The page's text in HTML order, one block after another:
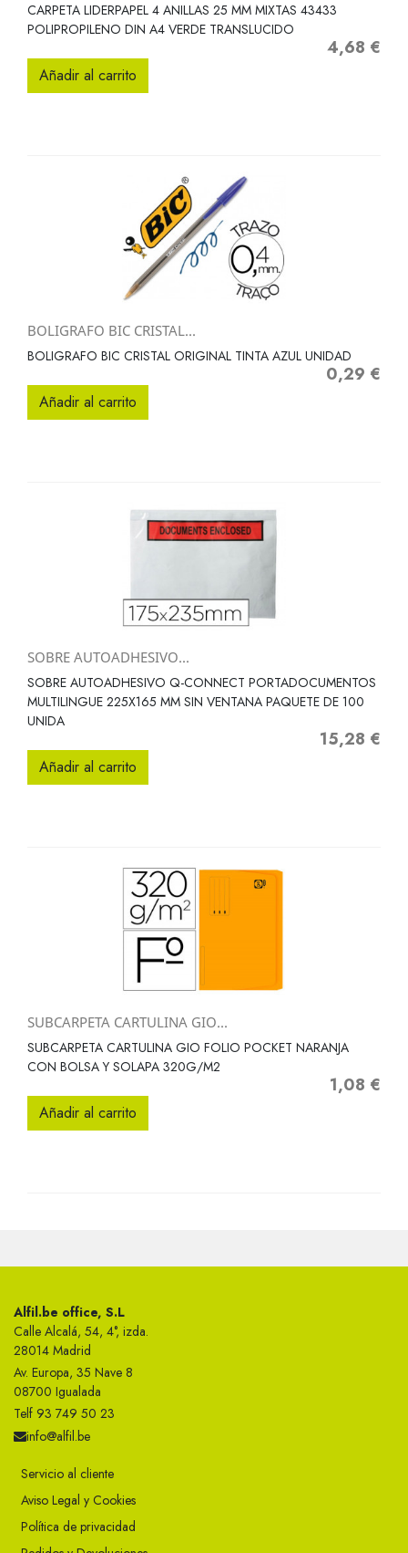
CARPETA LIDERPAPEL 4 ANILLAS 25 MM MIXTAS 43433
POLIPROPILENO DIN A4 VERDE TRANSLUCIDO
Precio
4,68 €
Añadir al carrito
BOLIGRAFO BIC CRISTAL...
BOLIGRAFO BIC CRISTAL ORIGINAL TINTA AZUL UNIDAD
Precio
0,29 €
Añadir al carrito
SOBRE AUTOADHESIVO...
SOBRE AUTOADHESIVO Q-CONNECT PORTADOCUMENTOS
MULTILINGUE 225X165 MM SIN VENTANA PAQUETE DE 100
UNIDA
Precio
15,28 €
Añadir al carrito
SUBCARPETA CARTULINA GIO...
SUBCARPETA CARTULINA GIO FOLIO POCKET NARANJA
CON BOLSA Y SOLAPA 320G/M2
Precio
1,08 €
Añadir al carrito
Alfil.be office, S.L
Calle Alcalá, 54, 4°, izda.
28014 Madrid
Av. Europa, 35 Nave 8
08700 Igualada
Telf 93 749 50 23
info@alfil.be
Servicio al cliente
Aviso Legal y Cookies
Política de privacidad